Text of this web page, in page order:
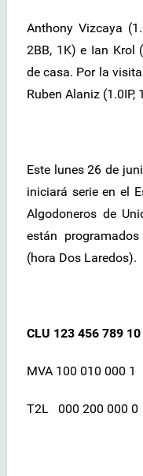
Anthony Vizcaya
2BB, 1K) e Ian Krol
de casa. Por la
Ruben Alaniz (1.0IP,
Este lunes 26 de
iniciará serie en el
Algodoneros de
están
(hora Dos Laredos).
CLU 123 456 789
MVA 100 010 000
T2L 000 200 000